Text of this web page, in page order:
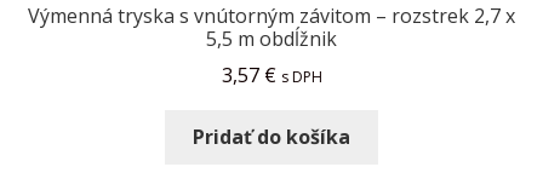
Výmenná tryska s vnútorným závitom – rozstrek 2,7 x
5,5 m obdĺžnik
3,57 € s DPH
Pridať do košíka